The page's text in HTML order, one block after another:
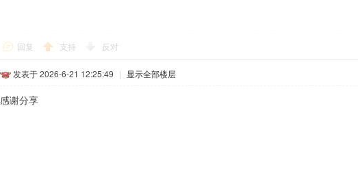
回复 支持 反对
发表于 2026-6-21 12:25:49 | 显示全部楼层
感谢分享